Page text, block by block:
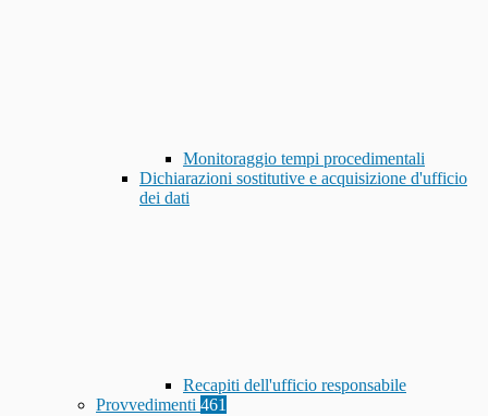
Monitoraggio tempi procedimentali
Dichiarazioni sostitutive e acquisizione d'ufficio
dei dati
Recapiti dell'ufficio responsabile
Provvedimenti 461